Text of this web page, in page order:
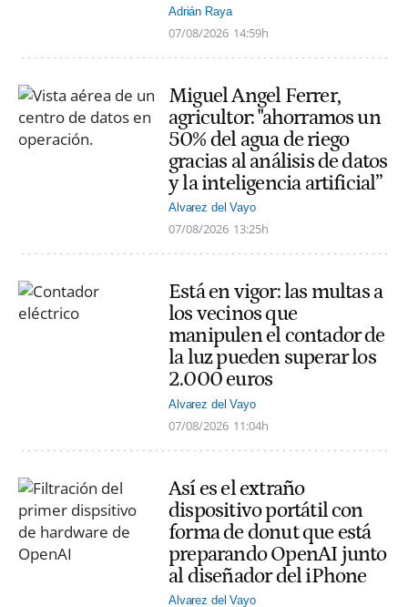
Adrián Raya
07/08/2026 14:59h
Miguel Angel Ferrer,
agricultor: "ahorramos un
50% del agua de riego
gracias al análisis de datos
y la inteligencia artificial”
Alvarez del Vayo
07/08/2026 13:25h
Está en vigor: las multas a
los vecinos que
manipulen el contador de
la luz pueden superar los
2.000 euros
Alvarez del Vayo
07/08/2026 11:04h
Así es el extraño
dispositivo portátil con
forma de donut que está
preparando OpenAI junto
al diseñador del iPhone
Alvarez del Vayo